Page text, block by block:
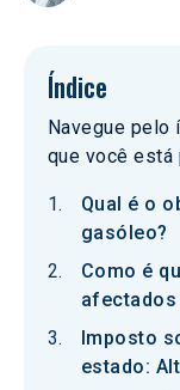
Índice
Navegue pelo
que você está
Qual é o
gasóleo?
Como é
Imposto
estado: